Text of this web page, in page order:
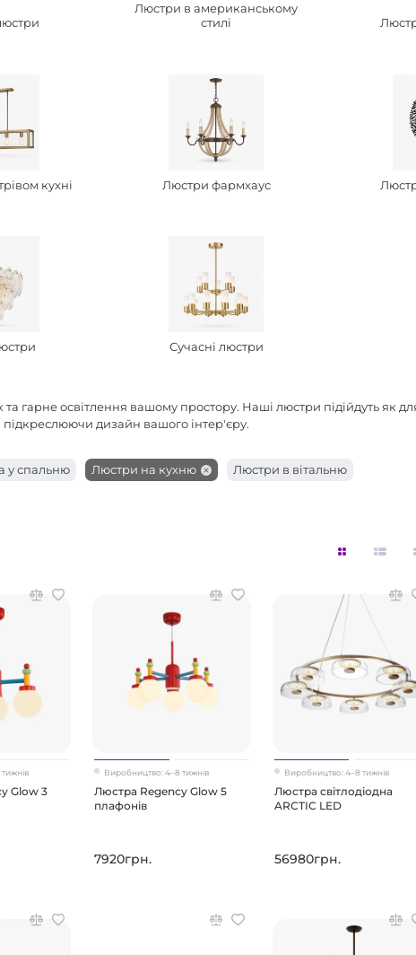
Люстри в американському
стилі
кухні Люстри фармхаус
Сучасні люстри
та гарне освітлення вашому простору. Наші люстри підійдуть як
дизайн вашого інтер'єру.
у спальню Люстри на кухню Люстри в вітальню
Glow 3
Виробництво: 4–8 тижнів
Люстра Regency Glow 5
плафонів
7920грн.
Виробництво: 4–8 тижнів
Люстра світлодіодна
ARCTIC LED
56980грн.